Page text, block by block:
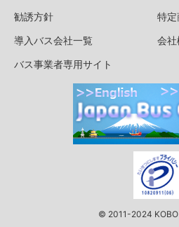
勧誘方針
特
導入バス会社一覧
会
バス事業者専用サイト
© 2011-2024 KOBO